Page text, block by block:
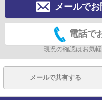
メールで
電話で
現況の確認はお気
メールで共有する